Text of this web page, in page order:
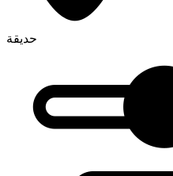
حديقة